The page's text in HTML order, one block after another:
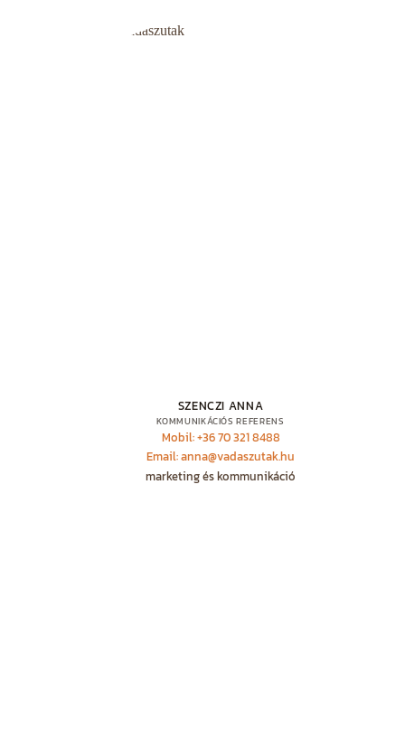
SZENCZI ANNA
KOMMUNIKÁCIÓS REFERENS
Mobil: +36 70 321 8488
Email: anna@vadaszutak.hu
marketing és kommunikáció